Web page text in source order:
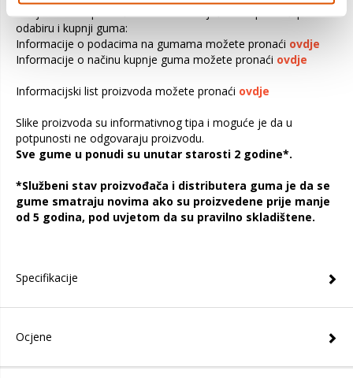
odabiru i kupnji guma:
Informacije o podacima na gumama možete pronaći ovdje
Informacije o načinu kupnje guma možete pronaći ovdje
Informacijski list proizvoda možete pronaći ovdje
Slike proizvoda su informativnog tipa i moguće je da u
potpunosti ne odgovaraju proizvodu.
Sve gume u ponudi su unutar starosti 2 godine*.
*Službeni stav proizvođača i distributera guma je da se
gume smatraju novima ako su proizvedene prije manje
od 5 godina, pod uvjetom da su pravilno skladištene.
Specifikacije
Ocjene